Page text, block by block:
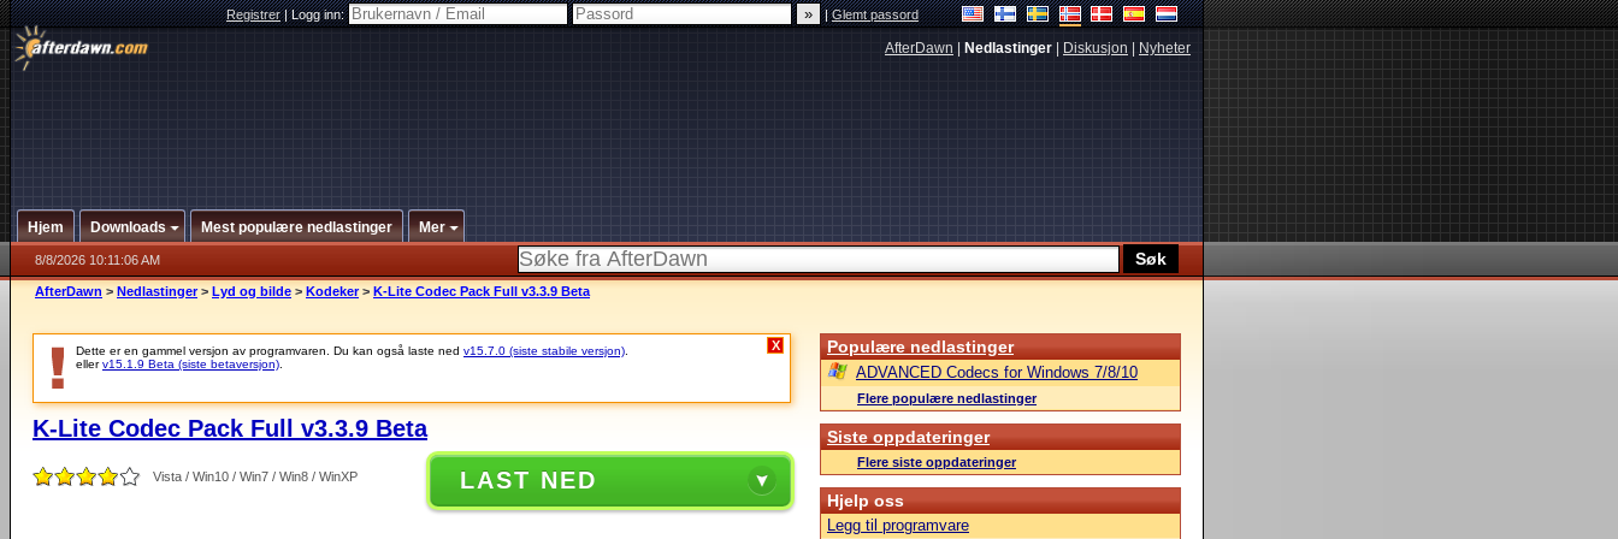
Registrer|Logg inn: |Glemt passord
AfterDawn Nedlastinger Diskusjon Nyheter
Hjem Downloads Mest populære nedlastinger Mer
8/8/2026 10:11:06 AM
AfterDawn > Nedlastinger > Lyd og bilde > Kodeker > K-Lite Codec Pack Full v3.3.9 Beta
Dette er en gammel versjon av programvaren. Du kan også laste ned v15.7.0 (siste stabile versjon)
ellerv15.1.9 Beta (siste betaversjon)
X
K-Lite Codec Pack Full v3.3.9 Beta
Vista / Win10 / Win7 / Win8 / WinXP LAST NED
Populære nedlastinger
ADVANCED Codecs for Windows 7/8/10
Flere populære nedlastinger
Siste oppdateringer
Flere siste oppdateringer
Hjelp oss
Legg til programvare